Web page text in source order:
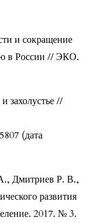
и сокращение
в России // ЭКО.
захолустье //
(дата
Дмитриев Р. В.,
развития
2017. № 3.